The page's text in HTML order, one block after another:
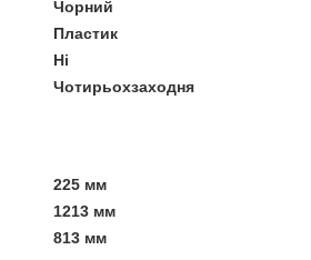
Чорний
Пластик
Ні
Чотирьохзаходня
225 мм
1213 мм
813 мм